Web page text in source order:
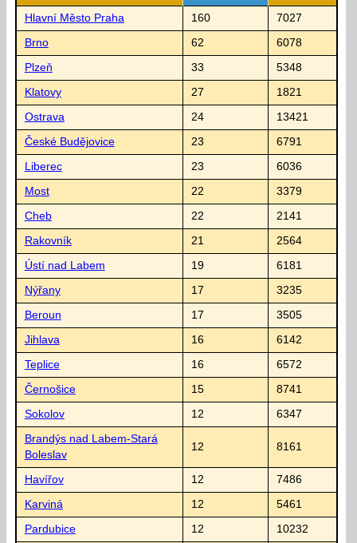
Hlavní Město Praha 160 7027
Brno 62 6078
Plzeň 33 5348
Klatovy 27 1821
Ostrava 24 13421
České Budějovice 23 6791
Liberec 23 6036
Most 22 3379
Cheb 22 2141
Rakovník 21 2564
Ústí nad Labem 19 6181
Nýřany 17 3235
Beroun 17 3505
Jihlava 16 6142
Teplice 16 6572
Černošice 15 8741
Sokolov 12 6347
Brandýs nad Labem-Stará
Boleslav
12 8161
Havířov 12 7486
Karviná 12 5461
Pardubice 12 10232